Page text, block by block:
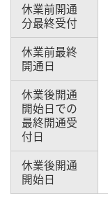
休業前開通
分最終受付
休業前最終
開通日
休業後開通
開始日での
最終開通受
付日
休業後開通
開始日